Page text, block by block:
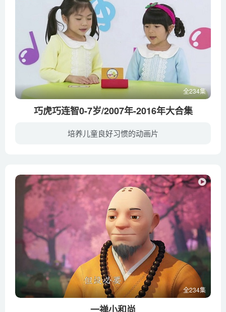
全234集
巧虎巧连智0-7岁/2007年-2016年大合集
培养儿童良好习惯的动画片
全234集